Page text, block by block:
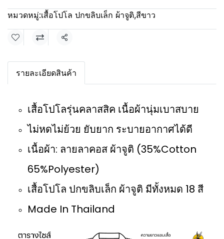
หมวดหมู่:เสื้อโปโล ปกขลิบเล็ก ผ้าจูติ,สีขาว
แชร์
รายละเอียดสินค้า
เสื้อโปโลรุ่นคลาสสิค เนื้อผ้านุ่มเบาสบาย
ไม่หดไม่ย้วย ยับยาก ระบายอากาศได้ดี
เนื้อผ้า: ลายลาคอส ผ้าจูติ (35%Cotton
65%Polyester)
เสื้อโปโล ปกขลิบเล็ก ผ้าจูติ มีทั้งหมด 18 สี
Made In Thailand